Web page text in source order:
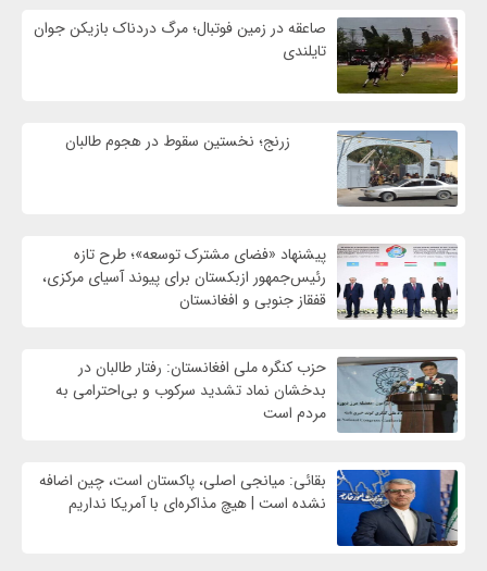
صاعقه در زمین فوتبال؛ مرگ دردناک بازیکن جوان
تایلندی
زرنج؛ نخستین سقوط در هجوم طالبان
پیشنهاد «فضای مشترک توسعه»؛ طرح تازه
رئیس‌جمهور ازبکستان برای پیوند آسیای مرکزی،
قفقاز جنوبی و افغانستان
حزب کنگره ملی افغانستان: رفتار طالبان در
بدخشان نماد تشدید سرکوب و بی‌احترامی به
مردم است
بقائی: میانجی اصلی، پاکستان است، چین اضافه
نشده است | هیچ مذاکره‌ای با آمریکا نداریم